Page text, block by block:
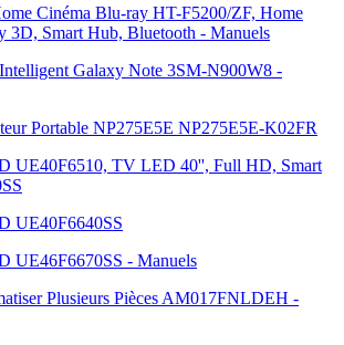
Cinéma Blu-ray HT-F5200/ZF, Home
3D, Smart Hub, Bluetooth - Manuels
Galaxy Note 3SM-N900W8 -
Portable NP275E5E NP275E5E-K02FR
UE40F6510, TV LED 40'', Full HD, Smart
UE40F6640SS
UE46F6670SS - Manuels
Plusieurs Pièces AM017FNLDEH -